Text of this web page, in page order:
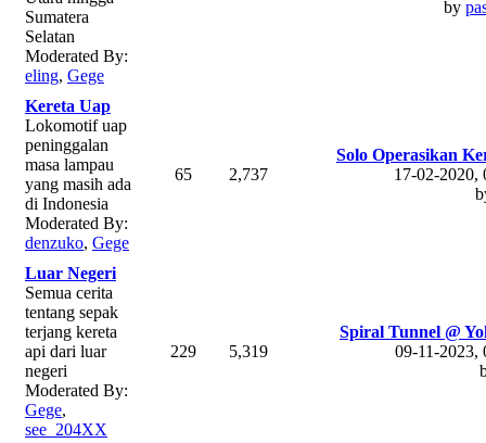
Sumatera
Selatan
Moderated By:
eling, Gege
by
Kereta Uap
Lokomotif uap
peninggalan
masa lampau
yang masih ada
di Indonesia
Moderated By:
denzuko, Gege
65 2,737
Solo Operasikan
17-02-2020,
Luar Negeri
Semua cerita
tentang sepak
terjang kereta
api dari luar
negeri
Moderated By:
Gege,
see_204XX
229 5,319
Spiral Tunnel @
09-11-2023,